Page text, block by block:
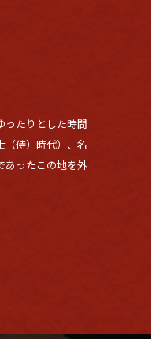
ったりとした時間
（侍）時代）、名
あったこの地を外